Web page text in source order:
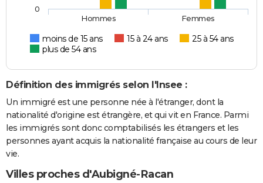
moins de 15 ans 15 à 24 ans
25 à 54 ans
plus de 54 ans
Hommes Femmes
0
Définition des immigrés selon l'Insee :
Un immigré est une personne née à l'étranger, dont la
nationalité d'origine est étrangère, et qui vit en France. Parmi
les immigrés sont donc comptabilisés les étrangers et les
personnes ayant acquis la nationalité française au cours de leur
vie.
Villes proches d'Aubigné-Racan